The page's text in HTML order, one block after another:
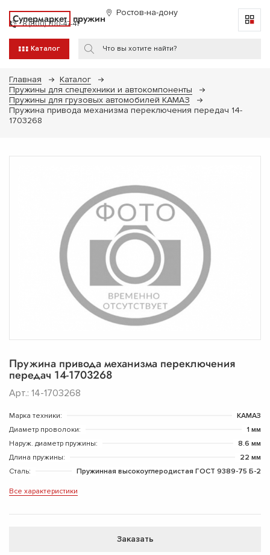
Супермаркет пружин Ростов-на-дону
8 (800) 700-47-41
Каталог
Главная
Каталог
Пружины для спецтехники и автокомпоненты
Пружины для грузовых автомобилей КАМАЗ
Пружина привода механизма переключения передач 14-
1703268
Пружина привода механизма переключения
передач 14-1703268
Арт.: 14-1703268
Марка техники:
КАМАЗ
Диаметр проволоки:
1 мм
Наруж. диаметр пружины:
8.6 мм
Длина пружины:
22 мм
Сталь:
Пружинная высокоуглеродистая ГОСТ 9389-75 Б-2
Все характеристики
Заказать